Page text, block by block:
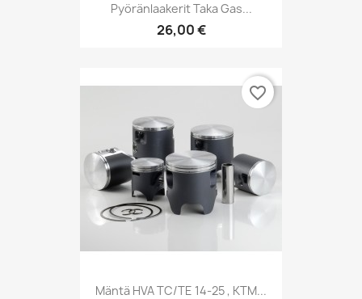
Pyöränlaakerit Taka Gas...
26,00 €
Mäntä HVA TC/TE 14-25 , KTM...
favorite_border